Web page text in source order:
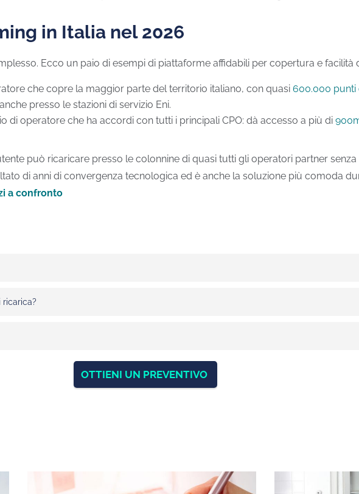
in Italia nel 2026
Ecco un paio di esempi di piattaforme affidabili per copertura e facilità
che copre la maggior parte del territorio italiano, con quasi 600.000 punti
presso le stazioni di servizio Eni.
di operatore che ha accordi con tutti i principali CPO: dà accesso a più di
può ricaricare presso le colonnine di quasi tutti gli operatori partner
di anni di convergenza tecnologica ed è anche la soluzione più comoda
a confronto
OTTIENI UN PREVENTIVO